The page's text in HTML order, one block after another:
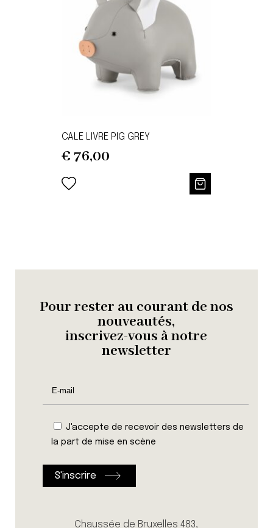
CALE LIVRE PIG GREY
€ 76,00
Pour rester au courant de nos
nouveautés,
inscrivez-vous à notre
newsletter
J'accepte de recevoir des newsletters de
la part de mise en scène
Chaussée de Bruxelles 483,